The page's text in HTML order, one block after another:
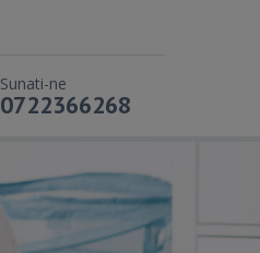
Sunati-ne
0722366268